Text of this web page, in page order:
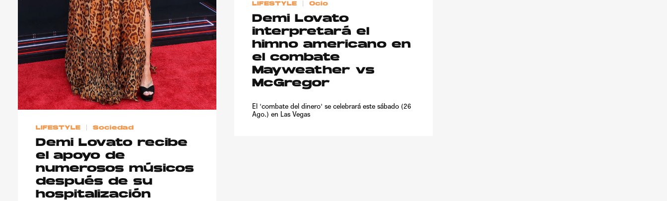
LIFESTYLE Sociedad
Demi Lovato recibe
el apoyo de
numerosos músicos
después de su
hospitalización
LIFESTYLE Ocio
Demi Lovato
interpretará el
himno americano en
el combate
Mayweather vs
McGregor
El 'combate del dinero' se celebrará este sábado (26
Ago.) en Las Vegas